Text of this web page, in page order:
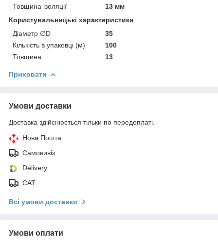
Товщина ізоляції
13 мм
Користувальницькі характеристики
Діаметр ∅D
35
Кількість в упаковці (м)
100
Товщина
13
Приховати
Умови доставки
Доставка здійснюється тільки по передоплаті.
Нова Пошта
Самовивіз
Delivery
САТ
Всі умови доставки
Умови оплати